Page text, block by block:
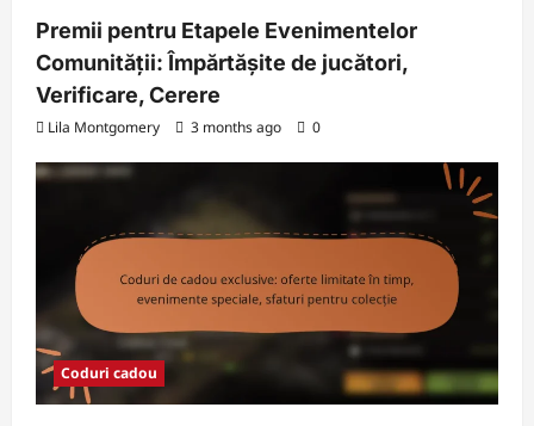
Premii pentru Etapele Evenimentelor
Comunității: Împărtășite de jucători,
Verificare, Cerere
Lila Montgomery 3 months ago 0
Coduri cadou